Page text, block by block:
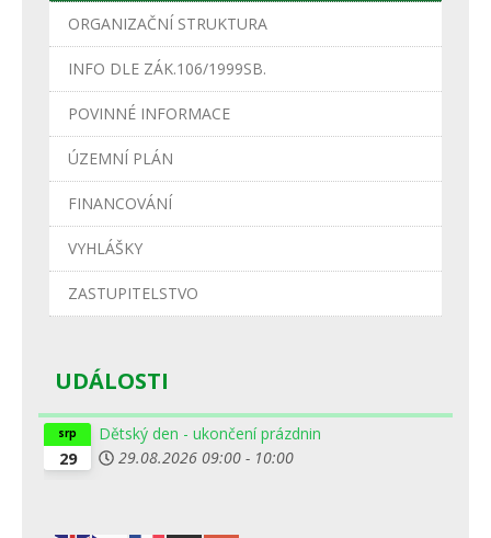
ORGANIZAČNÍ STRUKTURA
INFO DLE ZÁK.106/1999SB.
POVINNÉ INFORMACE
ÚZEMNÍ PLÁN
FINANCOVÁNÍ
VYHLÁŠKY
ZASTUPITELSTVO
UDÁLOSTI
29
srp
Dětský den - ukončení prázdnin
29.08.2026 09:00 - 10:00